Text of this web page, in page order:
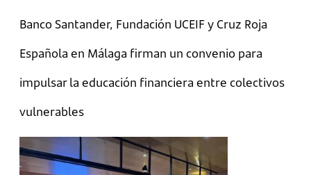
Banco Santander, Fundación UCEIF y Cruz Roja
Española en Málaga firman un convenio para
impulsar la educación financiera entre colectivos
vulnerables